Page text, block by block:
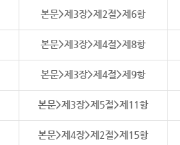
본문>제3장>제2절>제6항
본문>제3장>제4절>제8항
본문>제3장>제4절>제9항
본문>제3장>제5절>제11항
본문>제4장>제2절>제15항